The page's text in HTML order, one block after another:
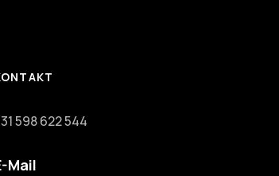
598 622 544
Mail